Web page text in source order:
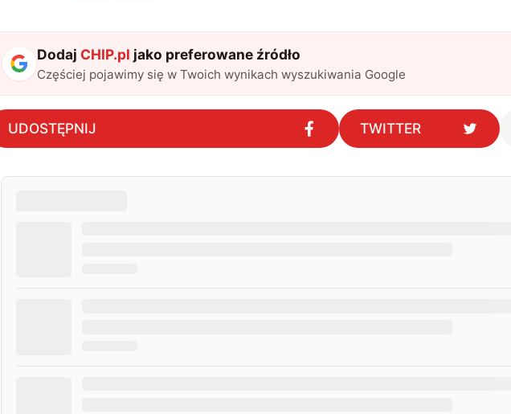
zakopuję się w książkach i komiksach — najczęściej w fantastyce i
wuxia.
Dodaj CHIP.pl jako preferowane źródło
Częściej pojawimy się w Twoich wynikach wyszukiwania Google
UDOSTĘPNIJ TWITTER